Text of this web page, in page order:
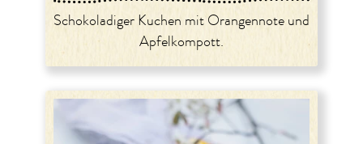
Schokoladiger Kuchen mit Orangennote und
Apfelkompott.